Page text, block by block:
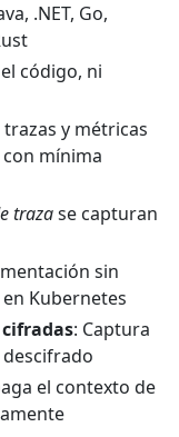
.NET, Go,
código, ni
trazas y métricas
con mínima
trazase capturan
sin
Kubernetes
: Captura
descifrado
el contexto de